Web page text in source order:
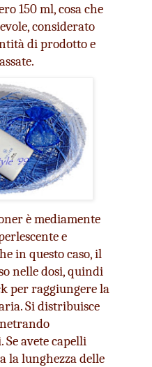
150 ml, cosa che
considerato
di prodotto e
è mediamente
e
in questo caso, il
nelle dosi, quindi
per raggiungere la
Si distribuisce
avete capelli
la lunghezza delle